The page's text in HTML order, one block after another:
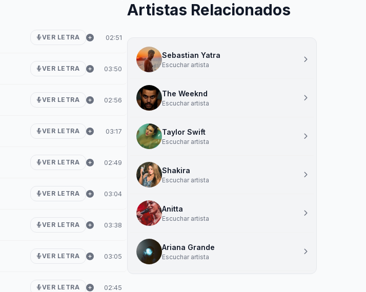
VER LETRA 02:51
VER LETRA 03:50
VER LETRA 02:56
VER LETRA 03:17
VER LETRA 02:49
VER LETRA 03:04
VER LETRA 03:38
VER LETRA 03:05
VER LETRA 02:45
Artistas Relacionados
Sebastian Yatra
Escuchar artista
The Weeknd
Escuchar artista
Taylor Swift
Escuchar artista
Shakira
Escuchar artista
Anitta
Escuchar artista
Ariana Grande
Escuchar artista